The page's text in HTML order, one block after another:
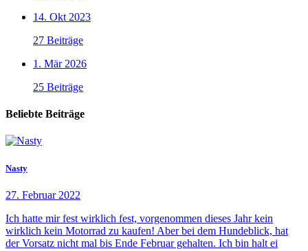
14. Okt 2023
27 Beiträge
1. Mär 2026
25 Beiträge
Beliebte Beiträge
Nasty
27. Februar 2022
Ich hatte mir fest wirklich fest, vorgenommen dieses Jahr kein
wirklich kein Motorrad zu kaufen! Aber bei dem Hundeblick, hat
der Vorsatz nicht mal bis Ende Februar gehalten. Ich bin halt ei